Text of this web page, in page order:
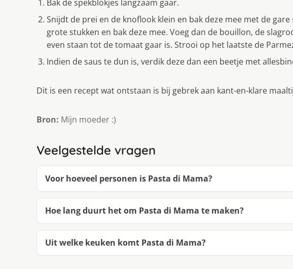
Bak de spekblokjes langzaam gaar.
Snijdt de prei en de knoflook klein en bak deze mee met de
grote stukken en bak deze mee. Voeg dan de bouillon, de
even staan tot de tomaat gaar is. Strooi op het laatste de
Indien de saus te dun is, verdik deze dan een beetje met
Dit is een recept wat ontstaan is bij gebrek aan kant-en-klare
Bron: Mijn moeder :)
Veelgestelde vragen
Voor hoeveel personen is Pasta di Mama?
Hoe lang duurt het om Pasta di Mama te maken?
Uit welke keuken komt Pasta di Mama?